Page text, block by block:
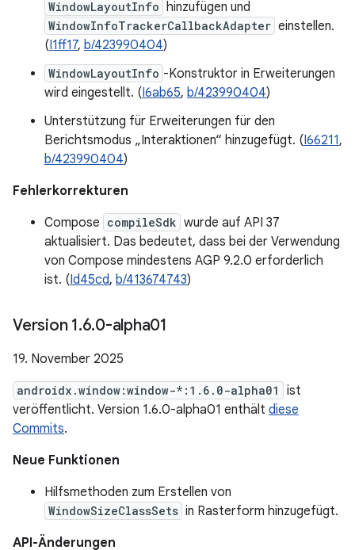
WindowLayoutInfo hinzufügen und
WindowInfoTrackerCallbackAdapter einstellen.
(I1ff17, b/423990404)
WindowLayoutInfo -Konstruktor in Erweiterungen
wird eingestellt. (I6ab65, b/423990404)
Unterstützung für Erweiterungen für den
Berichtsmodus „Interaktionen“ hinzugefügt. (I66211,
b/423990404)
Fehlerkorrekturen
Compose compileSdk wurde auf API 37
aktualisiert. Das bedeutet, dass bei der Verwendung
von Compose mindestens AGP 9.2.0 erforderlich
ist. (Id45cd, b/413674743)
Version 1.6.0-alpha01
19. November 2025
androidx.window:window-*:1.6.0-alpha01
ist
veröffentlicht. Version 1.6.0-alpha01 enthält diese
Commits.
Neue Funktionen
Hilfsmethoden zum Erstellen von
WindowSizeClassSets in Rasterform hinzugefügt.
API-Änderungen